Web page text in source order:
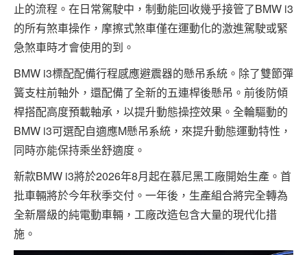
止的流程。在日常駕駛中，制動能回收幾乎接管了BMW i3
的所有煞車操作，摩擦式煞車僅在運動化的激進駕駛或緊
急煞車時才會使用的到。
BMW i3標配配備行程感應避震器的懸吊系統。除了雙節彈
簧支柱前軸外，還配備了全新的五連桿後懸吊。前後防傾
桿搭配高度預載軸承，以提升動態操控效果。全輪驅動的
BMW i3可選配自適應M懸吊系統，來提升動態運動特性，
同時亦能保持乘坐舒適度。
新款BMW i3將於2026年8月起在慕尼黑工廠開始生產。首
批車輛將於今年秋季交付。一年後，生產組合將完全轉為
全新層級的純電動車輛，工廠改造包含大量的現代化措
施。